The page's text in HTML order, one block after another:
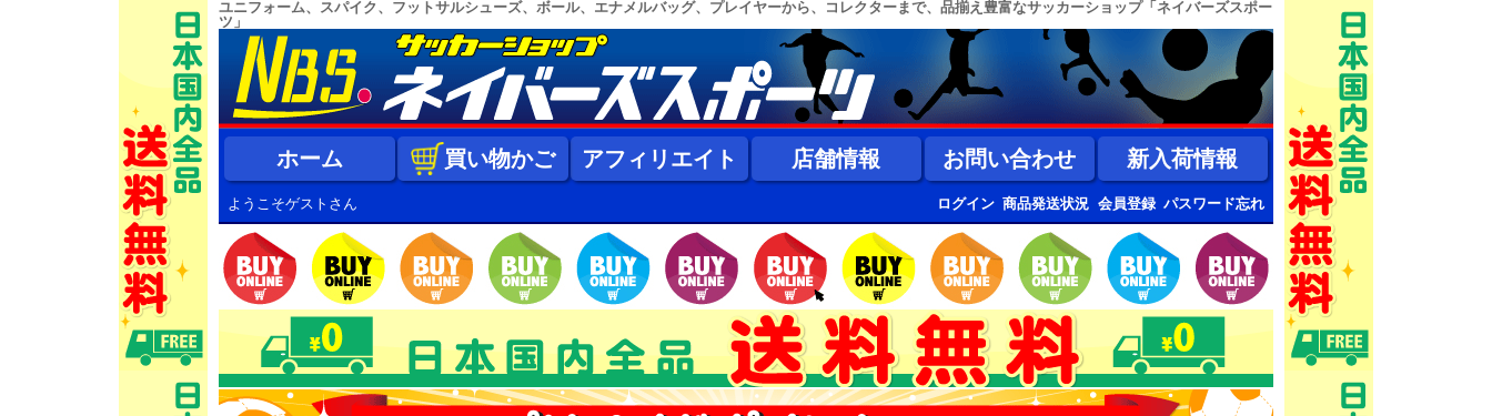
ユニフォーム、スパイク、フットサルシューズ、ボール、エナメルバッグ、プレイヤーから、コレクターまで、品揃え豊富なサッカーショップ「ネイバーズスポー
ツ」
ホーム 買い物かご アフィリエイト 店舗情報 お問い合わせ 新入荷情報
ようこそゲストさん ログイン 商品発送状況 会員登録 パスワード忘れ